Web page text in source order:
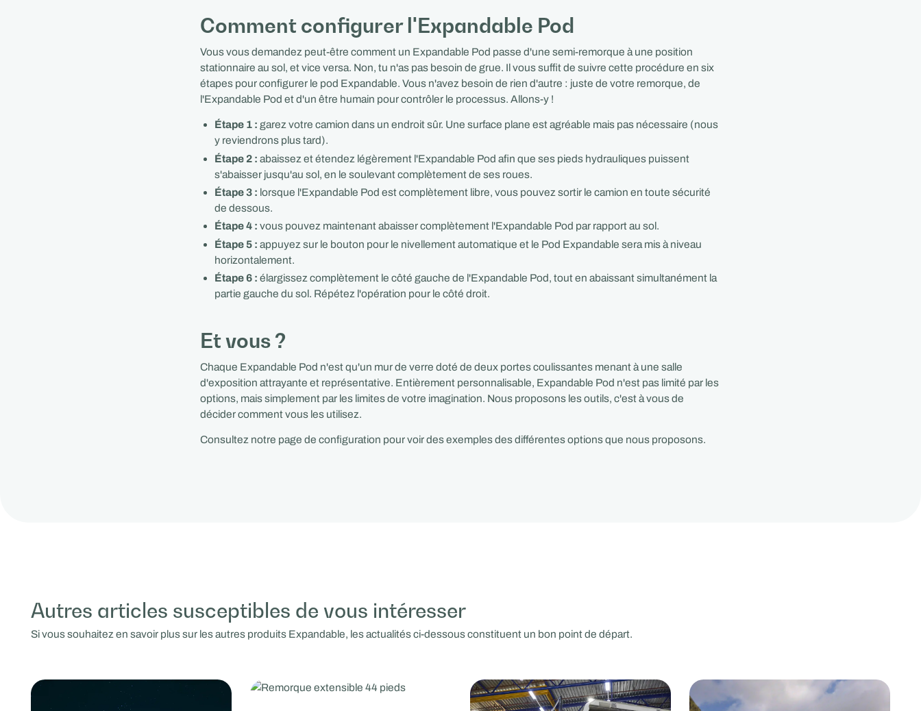
Comment configurer l'Expandable Pod
Vous vous demandez peut-être comment un Expandable Pod passe d'une semi-remorque à une position
stationnaire au sol, et vice versa. Non, tu n'as pas besoin de grue. Il vous suffit de suivre cette procédure en six
étapes pour configurer le pod Expandable. Vous n'avez besoin de rien d'autre : juste de votre remorque, de
l'Expandable Pod et d'un être humain pour contrôler le processus. Allons-y !
Étape 1 : garez votre camion dans un endroit sûr. Une surface plane est agréable mais pas nécessaire (nous
y reviendrons plus tard).
Étape 2 :abaissez et étendez légèrement l'Expandable Pod afin que ses pieds hydrauliques puissent
s'abaisser jusqu'au sol, en le soulevant complètement de ses roues.
Étape 3 : lorsque l'Expandable Pod est complètement libre, vous pouvez sortir le camion en toute sécurité
de dessous.
Étape 4 : vous pouvez maintenant abaisser complètement l'Expandable Pod par rapport au sol.
Étape 5 : appuyez sur le bouton pour le nivellement automatique et le Pod Expandable sera mis à niveau
horizontalement.
Étape 6 : élargissez complètement le côté gauche de l'Expandable Pod, tout en abaissant simultanément la
partie gauche du sol. Répétez l'opération pour le côté droit.
Et vous ?
Chaque Expandable Pod n'est qu'un mur de verre doté de deux portes coulissantes menant à une salle
d'exposition attrayante et représentative. Entièrement personnalisable, Expandable Pod n'est pas limité par les
options, mais simplement par les limites de votre imagination. Nous proposons les outils, c'est à vous de
décider comment vous les utilisez.
Consultez notre page de configuration pour voir des exemples des différentes options que nous proposons.
Autres articles susceptibles de vous intéresser
Si vous souhaitez en savoir plus sur les autres produits Expandable, les actualités ci-dessous constituent un bon point de départ.